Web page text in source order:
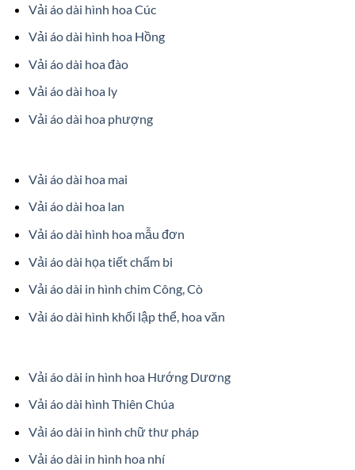
Vải áo dài hình hoa Cúc
Vải áo dài hình hoa Hồng
Vải áo dài hoa đào
Vải áo dài hoa ly
Vải áo dài hoa phượng
Vải áo dài hoa mai
Vải áo dài hoa lan
Vải áo dài hình hoa mẫu đơn
Vải áo dài họa tiết chấm bi
Vải áo dài in hình chim Công, Cò
Vải áo dài hình khối lập thể, hoa văn
Vải áo dài in hình hoa Hướng Dương
Vải áo dài hình Thiên Chúa
Vải áo dài in hình chữ thư pháp
Vải áo dài in hình hoa nhí